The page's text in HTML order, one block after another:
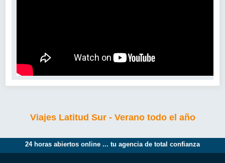
Viajes Latitud Sur - Verano todo el año
24 horas abiertos online ... tu agencia de total confianza